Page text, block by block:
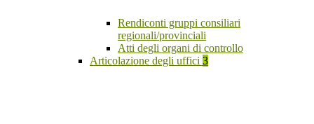
Rendiconti gruppi consiliari
regionali/provinciali
Atti degli organi di controllo
Articolazione degli uffici 3